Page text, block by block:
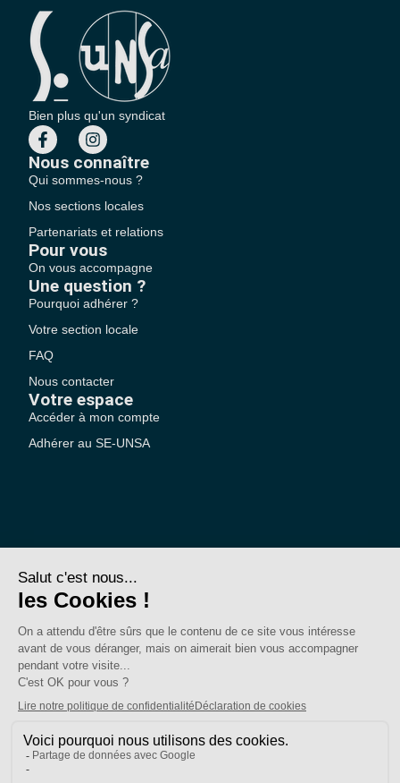
Bien plus qu'un syndicat
Nous connaître
Qui sommes-nous ?
Nos sections locales
Partenariats et relations
Pour vous
On vous accompagne
Une question ?
Pourquoi adhérer ?
Votre section locale
FAQ
Nous contacter
Votre espace
Accéder à mon compte
Adhérer au SE-UNSA
SE-Unsa est un syndicat de l’UNSA
Politique de confidentialité